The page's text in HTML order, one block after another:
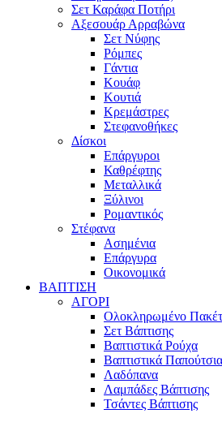
Σετ Καράφα Ποτήρι
Αξεσουάρ Αρραβώνα
Σετ Νύφης
Ρόμπες
Γάντια
Κουάφ
Κουτιά
Κρεμάστρες
Στεφανοθήκες
Δίσκοι
Επάργυροι
Καθρέφτης
Μεταλλικά
Ξύλινοι
Ρομαντικός
Στέφανα
Ασημένια
Επάργυρα
Οικονομικά
ΒΑΠΤΙΣΗ
ΑΓΟΡΙ
Ολοκληρωμένο
Σετ Βάπτισης
Βαπτιστικά Ρούχα
Βαπτιστικά Παπούτσια
Λαδόπανα
Λαμπάδες Βάπτισης
Τσάντες Βάπτισης